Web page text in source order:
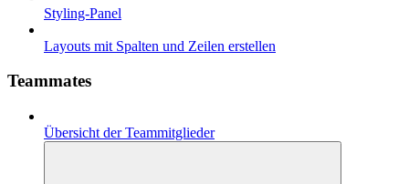
Styling-Panel
Layouts mit Spalten und Zeilen erstellen
Teammates
Übersicht der Teammitglieder